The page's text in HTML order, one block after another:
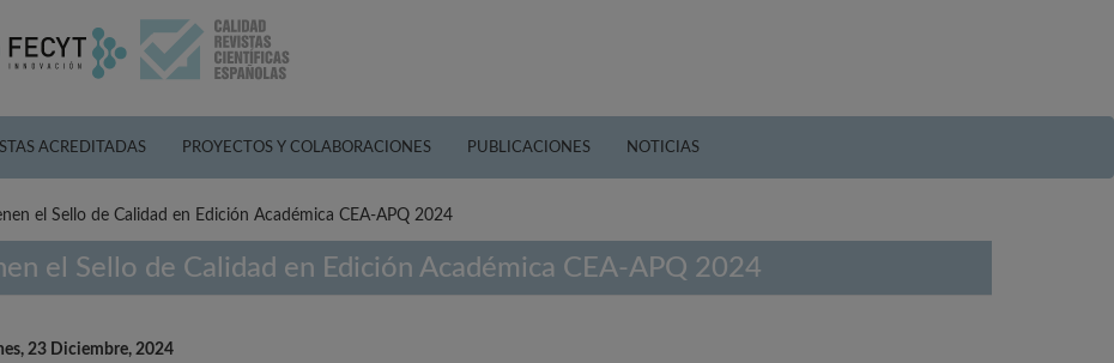
ACREDITADAS PROYECTOS Y COLABORACIONES PUBLICACIONES NOTICIAS
el Sello de Calidad en Edición Académica CEA-APQ 2024
el Sello de Calidad en Edición Académica CEA-APQ 2024
23 Diciembre, 2024